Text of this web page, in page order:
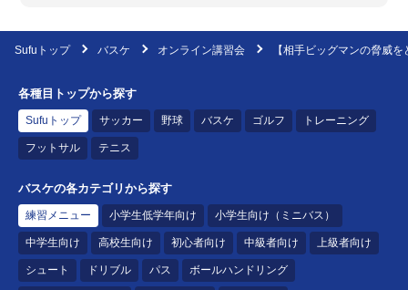
Sufuトップ バスケ オンライン講習会 【相手ビッグマンの脅威
各種目トップから探す
Sufuトップ サッカー 野球 バスケ ゴルフ トレーニング
フットサル テニス
バスケの各カテゴリから探す
練習メニュー 小学生低学年向け 小学生向け（ミニバス）
中学生向け 高校生向け 初心者向け 中級者向け 上級者向け
シュート ドリブル パス ボールハンドリング